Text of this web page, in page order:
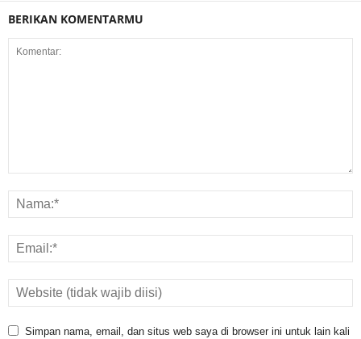
BERIKAN KOMENTARMU
Simpan nama, email, dan situs web saya di browser ini untuk lain kali